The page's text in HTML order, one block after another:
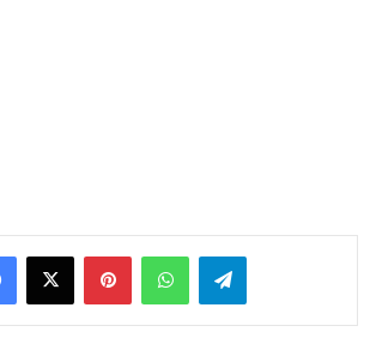
Facebook
X PinterestWhatsAppTelegram